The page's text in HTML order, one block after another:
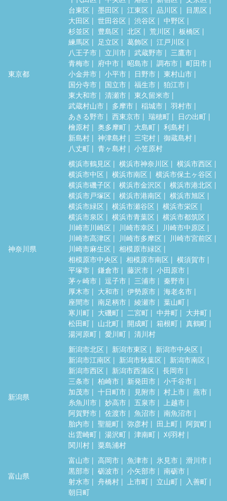
東京都
台東区
墨田区 江東区 品川区
目黒区
大田区
世田谷区 渋谷区
中野区
杉並区
豊島区 北区 荒川区
板橋区
練馬区
足立区 葛飾区
江戸川区
八王子市
立川市 武蔵野市
三鷹市
青梅市
府中市 昭島市 調布市
町田市
小金井市
小平市 日野市
東村山市
国分寺市
国立市 福生市
狛江市
東大和市
清瀬市
東久留米市
武蔵村山市
多摩市 稲城市
羽村市
あきる野市
西東京市 瑞穂町
日の出町
檜原村
奥多摩町 大島町
利島村
新島村
神津島村 三宅村
御蔵島村
八丈町
青ヶ島村 小笠原村
神奈川県
横浜市鶴見区 横浜市神奈川区
横浜市西区
横浜市中区
横浜市南区
横浜市保土ヶ谷区
横浜市磯子区
横浜市金沢区
横浜市港北区
横浜市戸塚区
横浜市港南区
横浜市旭区
横浜市緑区
横浜市瀬谷区
横浜市栄区
横浜市泉区
横浜市青葉区
横浜市都筑区
川崎市川崎区
川崎市幸区
川崎市中原区
川崎市高津区
川崎市多摩区
川崎市宮前区
川崎市麻生区
相模原市緑区
相模原市中央区
相模原市南区
横須賀市
平塚市
鎌倉市 藤沢市
小田原市
茅ヶ崎市
逗子市 三浦市
秦野市
厚木市
大和市 伊勢原市
海老名市
座間市
南足柄市 綾瀬市
葉山町
寒川町
大磯町 二宮町 中井町
大井町
松田町
山北町 開成町 箱根町
真鶴町
湯河原町
愛川町 清川村
新潟県
新潟市北区 新潟市東区
新潟市中央区
新潟市江南区
新潟市秋葉区
新潟市南区
新潟市西区
新潟市西蒲区
長岡市
三条市
柏崎市 新発田市
小千谷市
加茂市
十日町市 見附市 村上市
燕市
糸魚川市
妙高市 五泉市
上越市
阿賀野市
佐渡市 魚沼市
南魚沼市
胎内市
聖籠町 弥彦村 田上町
阿賀町
出雲崎町
湯沢町 津南町
刈羽村
関川村
粟島浦村
富山県
富山市 高岡市 魚津市 氷見市
滑川市
黒部市
砺波市 小矢部市
南砺市
射水市
舟橋村 上市町 立山町
入善町
朝日町